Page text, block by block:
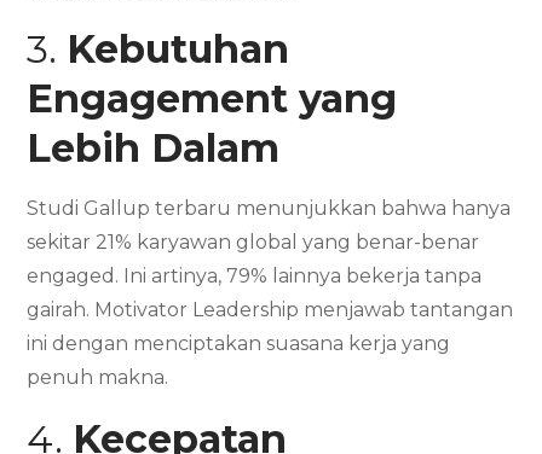
3. Kebutuhan
Engagement yang
Lebih Dalam
Studi Gallup terbaru menunjukkan bahwa hanya
sekitar 21% karyawan global yang benar-benar
engaged. Ini artinya, 79% lainnya bekerja tanpa
gairah. Motivator Leadership menjawab tantangan
ini dengan menciptakan suasana kerja yang
penuh makna.
4. Kecepatan